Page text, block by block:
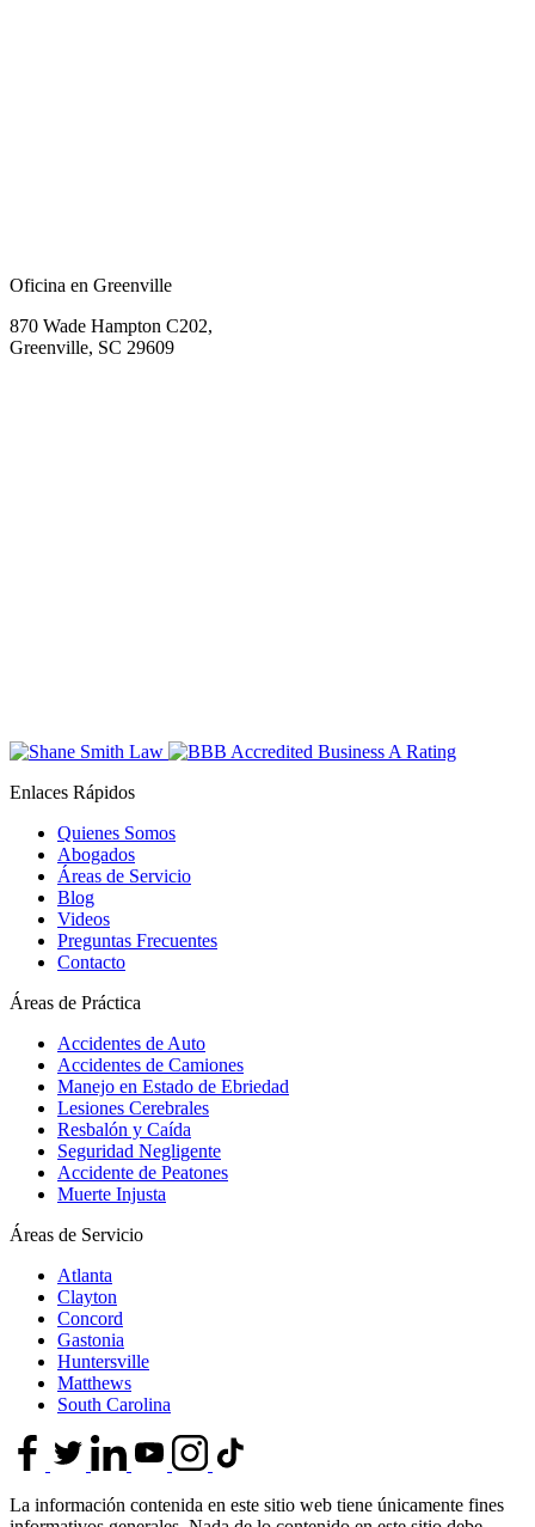
Oficina en Greenville
870 Wade Hampton C202,
Greenville, SC 29609
Enlaces Rápidos
Quienes Somos
Abogados
Áreas de Servicio
Blog
Videos
Preguntas Frecuentes
Contacto
Áreas de Práctica
Accidentes de Auto
Accidentes de Camiones
Manejo en Estado de Ebriedad
Lesiones Cerebrales
Resbalón y Caída
Seguridad Negligente
Accidente de Peatones
Muerte Injusta
Áreas de Servicio
Atlanta
Clayton
Concord
Gastonia
Huntersville
Matthews
South Carolina
La información contenida en este sitio web tiene únicamente fines